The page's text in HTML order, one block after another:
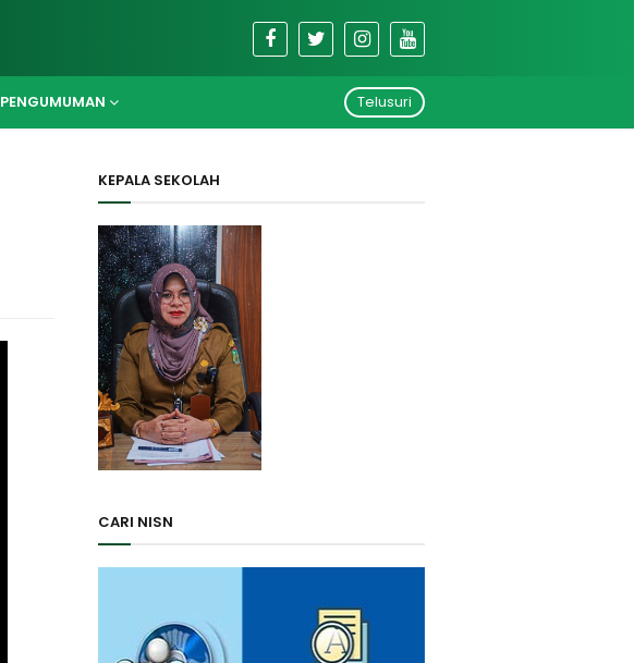
PENGUMUMAN Telusuri
KEPALA SEKOLAH
CARI NISN